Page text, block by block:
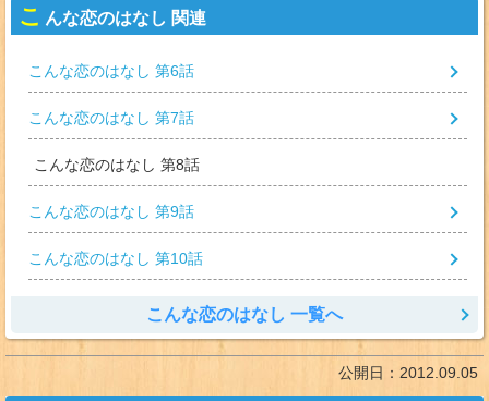
こ んな恋のはなし 関連
こんな恋のはなし 第6話
こんな恋のはなし 第7話
こんな恋のはなし 第8話
こんな恋のはなし 第9話
こんな恋のはなし 第10話
こんな恋のはなし 一覧へ
公開日： 2012.09.05